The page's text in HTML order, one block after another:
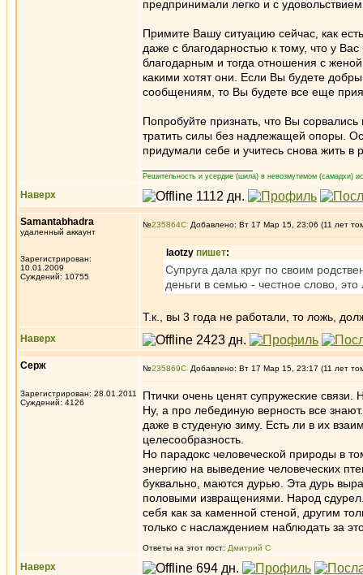
предпринимали легко и с
Примите Вашу ситуацию сейчас, как
даже с благодарностью к тому, что у
благодарным и тогда отношения с
какими хотят они. Если Вы будете
сообщениям, то Вы будете все еще
Попробуйте признать, что Вы
тратить силы без надлежащей опоры.
придумали себе и учитесь снова жить в
Решительность и усердие (шила) в невозмутимом (самадхи)
Наверх
Samantabhadra
удаленный аккаунт
Зарегистрирован:
10.01.2009
Суждений: 10755
№235864 Добавлено: Вт 17 Мар 15, 23:06 (11 лет
laotzy пишет:
Супруга дала круг по своим
деньги в семью - честное слово, это
Т.к., вы 3 года не работали, то ложь,
Наверх
Серж
Зарегистрирован: 28.01.2011
Суждений: 4126
№235869 Добавлено: Вт 17 Мар 15, 23:17 (11 лет
Птички очень ценят супружеские
Ну, а про лебединую верность все
даже в студеную зиму. Есть ли в их
целесообразность.
Но парадокс человеческой природы в
энергию на выведение человеческих
буквально, маются дурью. Эта дурь
половыми извращениями. Народ
себя как за каменной стеной, другим
только с наслаждением наблюдать за
Ответы на этот пост: Дмитрий С
Наверх